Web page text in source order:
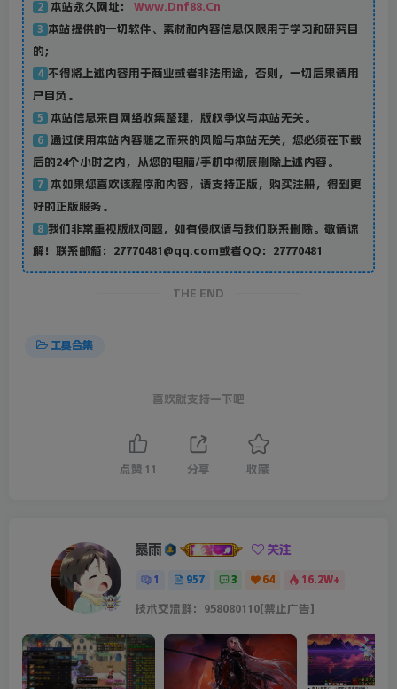
2 本站永久网址： Www.Dnf88.Cn
3 本站提供的一切软件、素材和内容信息仅限用于学习和研究目
的；
4 不得将上述内容用于商业或者非法用途，否则，一切后果请用
户自负。
5 本站信息来自网络收集整理，版权争议与本站无关。
6
通过使用本站内容随之而来的风险与本站无关，您必须在下载
后的24个小时之内，从您的电脑/手机中彻底删除上述内容。
7
本如果您喜欢该程序和内容，请支持正版，购买注册，得到更
好的正版服务。
8 我们非常重视版权问题，如有侵权请与我们联系删除。敬请谅
解！联系邮箱：27770481@qq.com或者QQ：27770481
THE END
工具合集
喜欢就支持一下吧
点赞 11 分享 收藏
暴雨 关注
1 957 3 64 16.2W+
技术交流群：958080110[禁止广告]